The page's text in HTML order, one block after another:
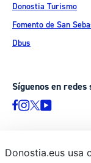
Donostia Turismo
Fomento de San
Dbus
Síguenos en redes
Donostia.eus usa